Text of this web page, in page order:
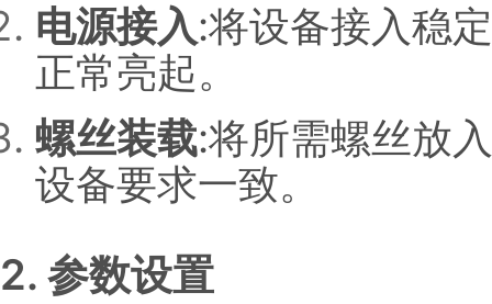
电源接入:将设备接入稳
正常亮起。
螺丝装载:将所需螺丝放
设备要求一致。
2. 参数设置